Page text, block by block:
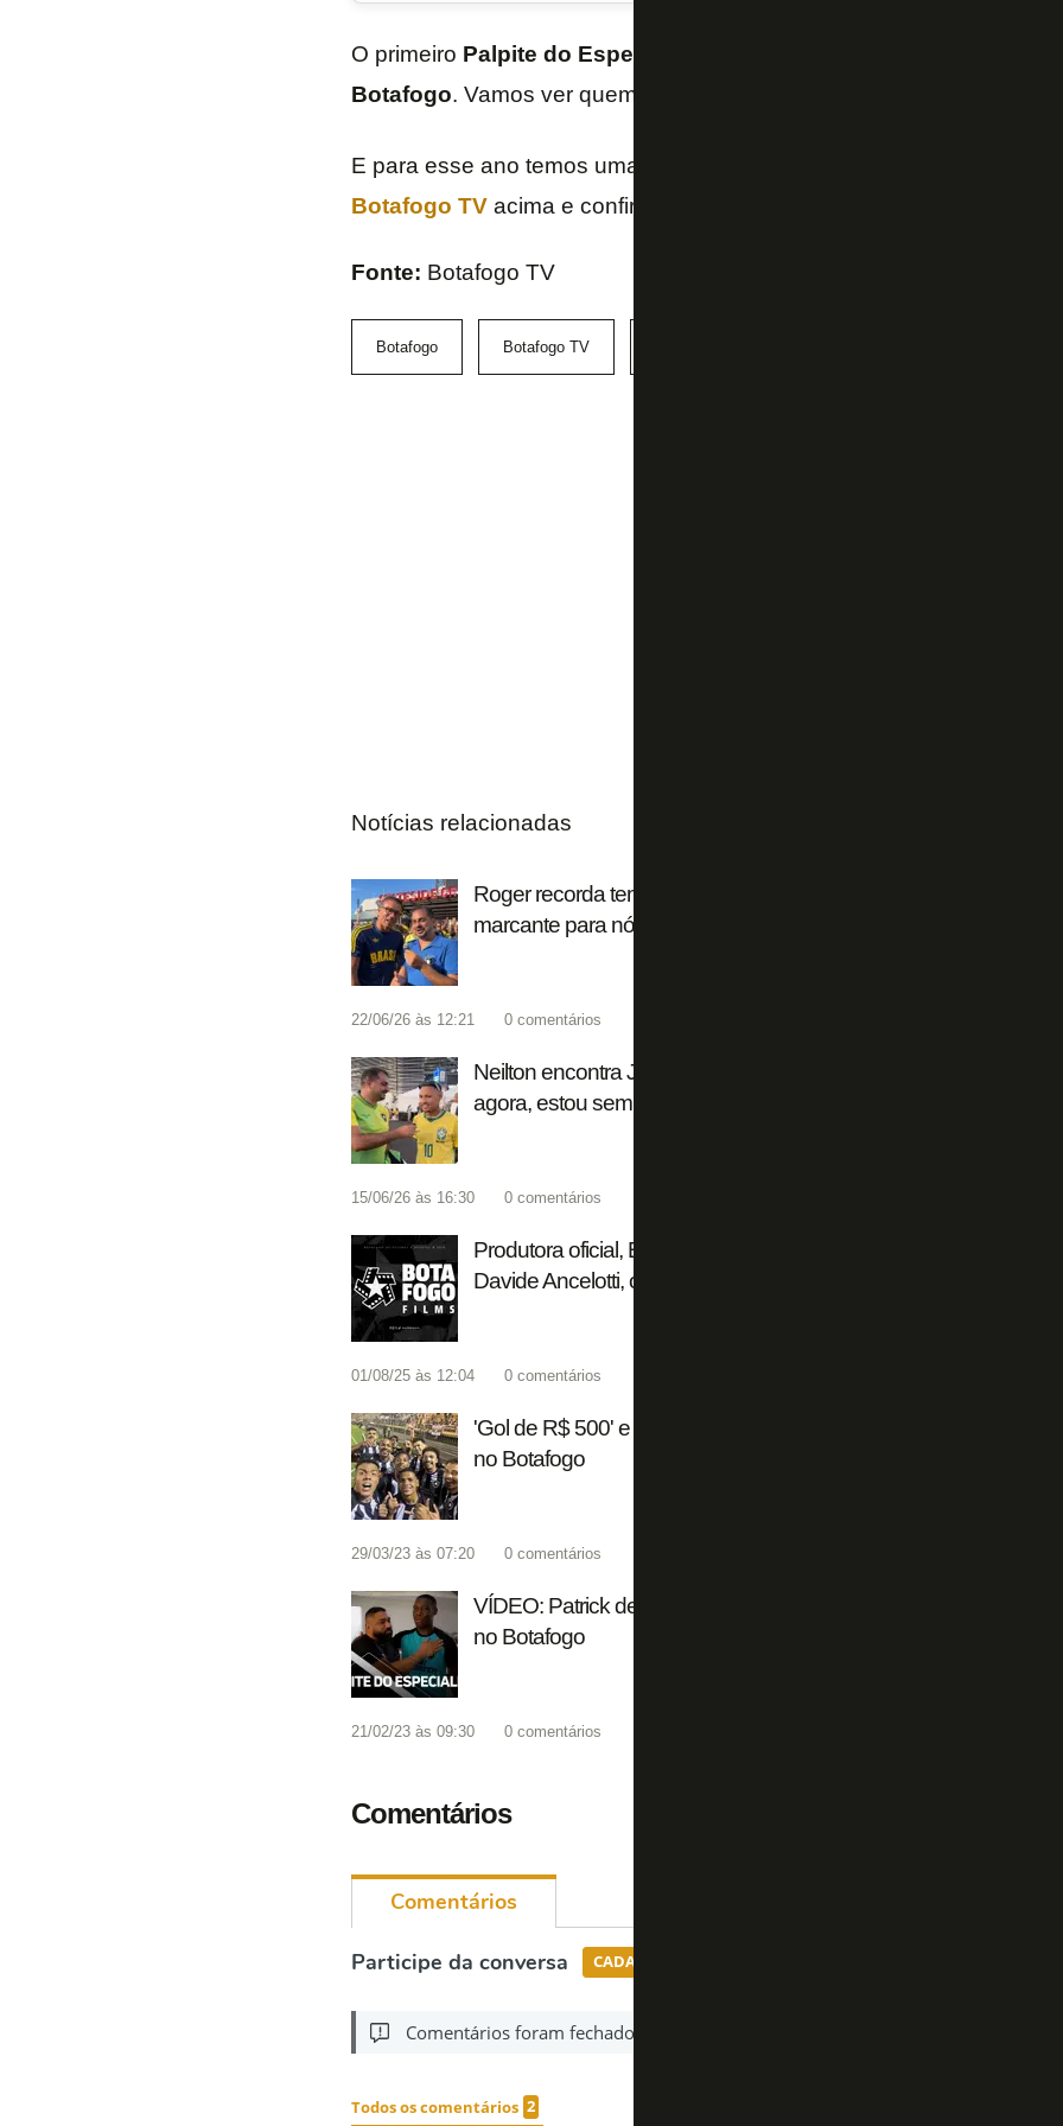
O primeiro Palpite do Especialista
Botafogo. Vamos ver quem é o verdadeiro especialista dos esportes
E para esse ano temos uma novidade na dinâmica da brincadeira,
Botafogo TVacima e confira.
Fonte: Botafogo TV
Botafogo Botafogo TV
Notícias relacionadas
Roger recorda tempos de Botafogo: 'Sempre boas lembranças.
marcante para nós'
22/06/26 às 12:21 0 comentários
Neilton encontra Jamal na Copa do Mundo e se declara: 'Eu
agora, estou sempre na torcida pelo Botafogo'
15/06/26 às 16:30 0 comentários
Produtora oficial, Botafogo Films é lançada e terá
Davide Ancelotti, origens de Barboza e ano mágico de 2024
01/08/25 às 12:04 0 comentários
'Gol de R$ 500' e promessa cumprida de 'selfie': bastidores
no Botafogo
29/03/23 às 07:20 0 comentários
VÍDEO: Patrick de Paula perde 'Palpite do Especialista' para
no Botafogo
21/02/23 às 09:30 0 comentários
Comentários